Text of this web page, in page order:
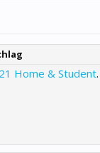
Home & Student